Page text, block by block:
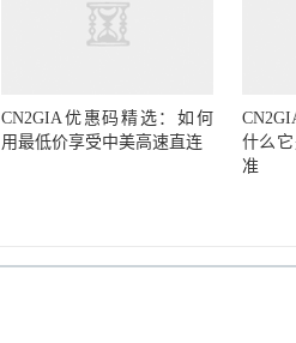
CN2GIA优惠码精选：如何
用最低价享受中美高速直连
什么
准